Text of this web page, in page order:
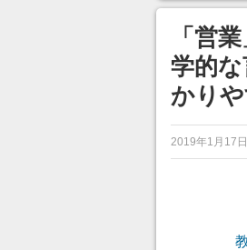
ンネルの貸し
から1週間に
「営
学的
かり
2019年1月17